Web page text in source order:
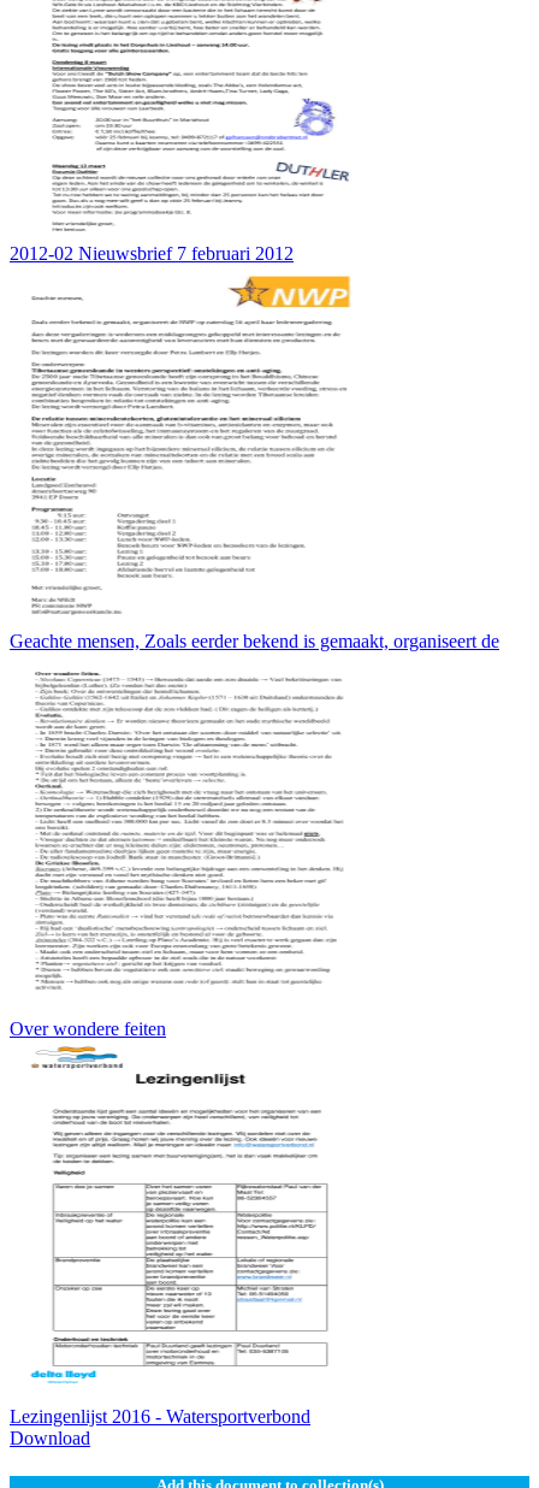
2012-02 Nieuwsbrief 7 februari 2012
Geachte mensen, Zoals eerder bekend is gemaakt, organiseert de
Over wondere feiten
Lezingenlijst 2016 - Watersportverbond
Download